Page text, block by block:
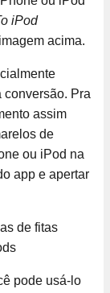
iPod
acima.
conversão. Pra
assim
de
ou iPod na
app e apertar
pode usá-lo